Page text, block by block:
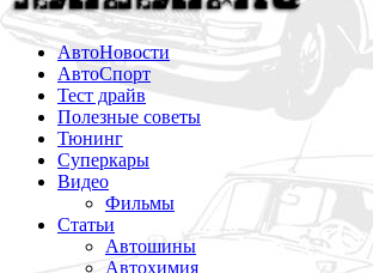
АвтоНовости
АвтоСпорт
Тест драйв
Полезные советы
Тюнинг
Суперкары
Видео
Фильмы
Статьи
Автошины
Автохимия